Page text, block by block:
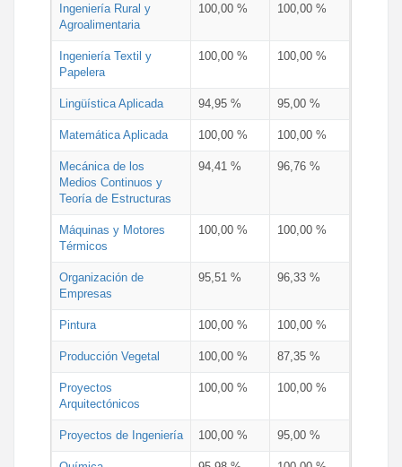
Ingeniería Rural y
Agroalimentaria
100,00 % 100,00 %
Ingeniería Textil y
Papelera
100,00 % 100,00 %
Lingüística Aplicada 94,95 % 95,00 %
Matemática Aplicada 100,00 % 100,00 %
Mecánica de los
Medios Continuos y
Teoría de Estructuras
94,41 % 96,76 %
Máquinas y Motores
Térmicos
100,00 % 100,00 %
Organización de
Empresas
95,51 % 96,33 %
Pintura 100,00 % 100,00 %
Producción Vegetal 100,00 % 87,35 %
Proyectos
Arquitectónicos
100,00 % 100,00 %
Proyectos de Ingeniería 100,00 % 95,00 %